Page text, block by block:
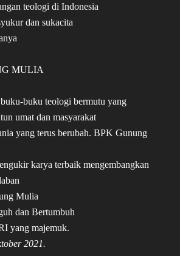
teologi di Indonesia
dan sukacita
MULIA
buku teologi bermutu yang
umat dan masyarakat
yang terus berubah. BPK Gunung
karya terbaik mengembangkan
Mulia
dan Bertumbuh
yang majemuk.
2021.